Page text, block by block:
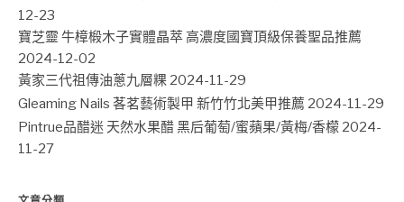
12-23
寶芝靈 牛樟椴木子實體晶萃 高濃度國寶頂級保養聖品推薦
2024-12-02
黃家三代祖傳油蔥九層粿 2024-11-29
Gleaming Nails 茖茗藝術製甲 新竹竹北美甲推薦 2024-11-29
Pintrue品醋迷 天然水果醋 黑后葡萄/蜜蘋果/黃梅/香檬 2024-
11-27